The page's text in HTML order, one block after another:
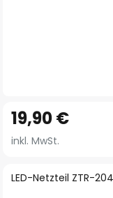
Anfang
der
springen
LED-Netzteil ZTR-
19,90 €
inkl. MwSt.